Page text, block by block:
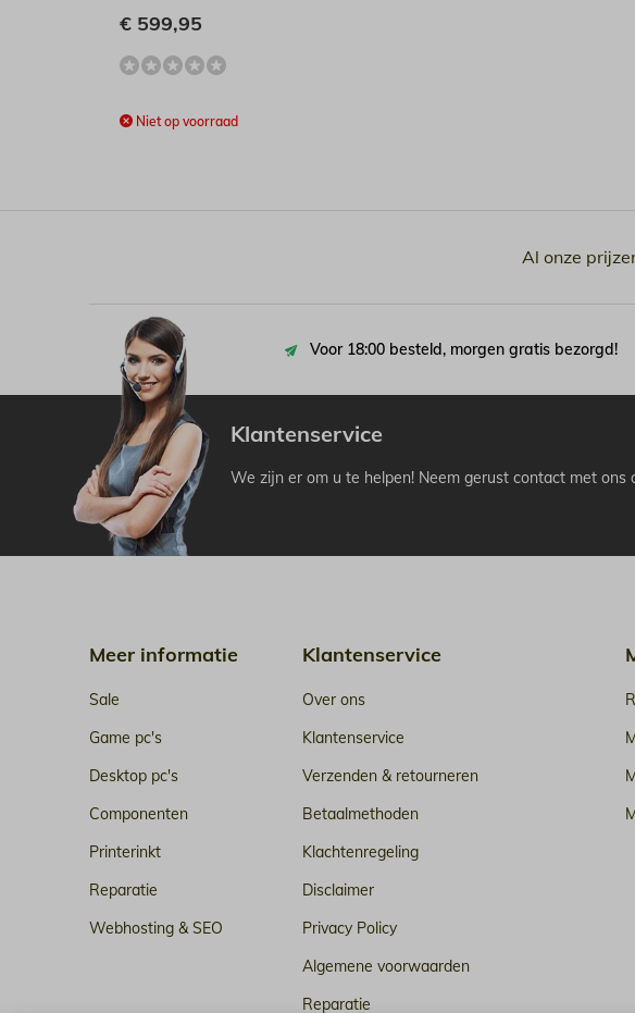
€ 599,95
Niet op voorraad
Al onze
Voor 18:00 besteld, morgen gratis bezorgd!
Klantenservice
We zijn er om u te helpen! Neem gerust contact met ons
Meer informatie
Sale
Game pc's
Desktop pc's
Componenten
Printerinkt
Reparatie
Webhosting & SEO
Klantenservice
Over ons
Klantenservice
Verzenden & retourneren
Betaalmethoden
Klachtenregeling
Disclaimer
Privacy Policy
Algemene voorwaarden
Reparatie